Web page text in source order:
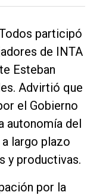
participó
de INTA
Esteban
Advirtió que
el Gobierno
autonomía del
largo plazo
y productivas.
por la